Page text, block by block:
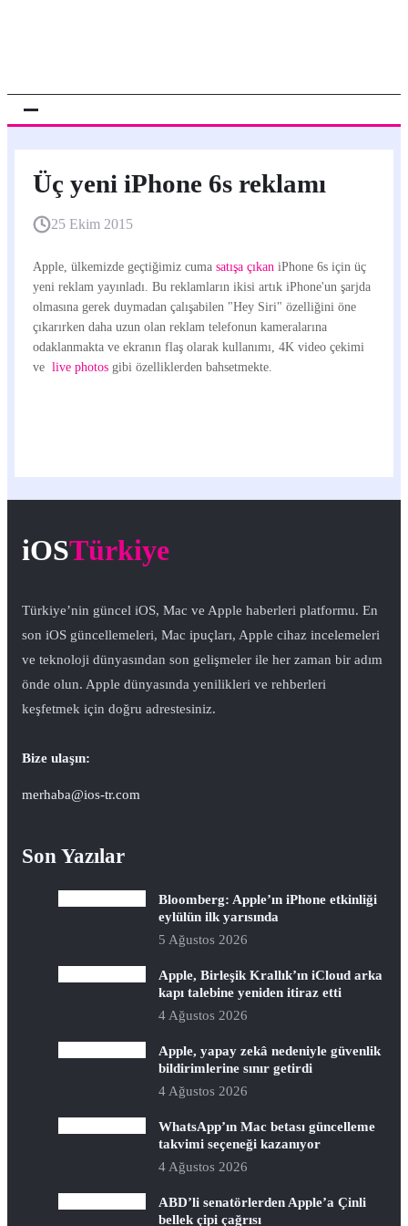
Üç yeni iPhone 6s reklamı
25 Ekim 2015
Apple, ülkemizde geçtiğimiz cuma satışa çıkan iPhone 6s için üç
yeni reklam yayınladı. Bu reklamların ikisi artık iPhone'un şarjda
olmasına gerek duymadan çalışabilen "Hey Siri" özelliğini öne
çıkarırken daha uzun olan reklam telefonun kameralarına
odaklanmakta ve ekranın flaş olarak kullanımı, 4K video çekimi
ve live photos gibi özelliklerden bahsetmekte.
iOSTürkiye
Türkiye’nin güncel iOS, Mac ve Apple haberleri platformu. En
son iOS güncellemeleri, Mac ipuçları, Apple cihaz incelemeleri
ve teknoloji dünyasından son gelişmeler ile her zaman bir adım
önde olun. Apple dünyasında yenilikleri ve rehberleri
keşfetmek için doğru adrestesiniz.
Bize ulaşın:
merhaba@ios-tr.com
Son Yazılar
Bloomberg: Apple’ın iPhone etkinliği
eylülün ilk yarısında
5 Ağustos 2026
Apple, Birleşik Krallık’ın iCloud arka
kapı talebine yeniden itiraz etti
4 Ağustos 2026
Apple, yapay zekâ nedeniyle güvenlik
bildirimlerine sınır getirdi
4 Ağustos 2026
WhatsApp’ın Mac betası güncelleme
takvimi seçeneği kazanıyor
4 Ağustos 2026
ABD’li senatörlerden Apple’a Çinli
bellek çipi çağrısı